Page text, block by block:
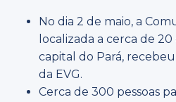
No dia 2 de maio, a
localizada a cerca de
capital do Pará,
da EVG.
Cerca de 300 pessoas